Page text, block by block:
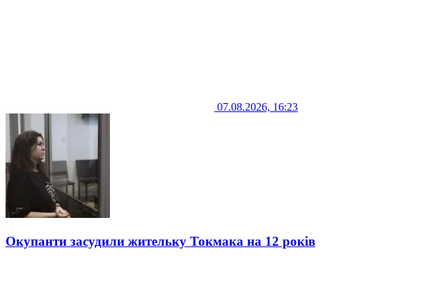
07.08.2026, 16:23
Окупанти засудили жительку Токмака на 12 років